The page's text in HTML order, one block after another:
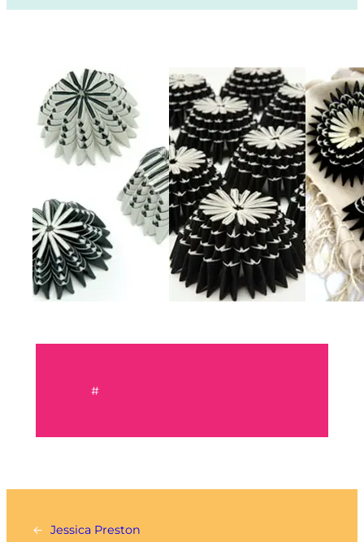
#
← Jessica Preston